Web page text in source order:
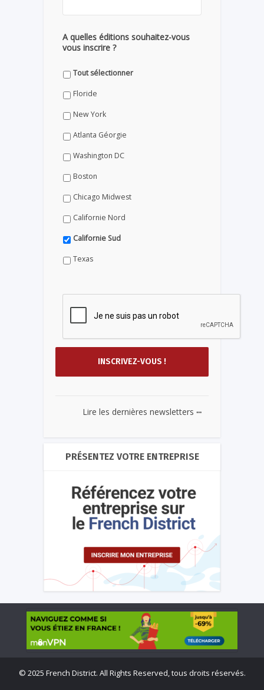
A quelles éditions souhaitez-vous
vous inscrire ?
Tout sélectionner
Floride
New York
Atlanta Géorgie
Washington DC
Boston
Chicago Midwest
Californie Nord
Californie Sud
Texas
Lire les dernières newsletters ...
PRÉSENTEZ VOTRE ENTREPRISE
© 2025 French District. All Rights Reserved, tous droits réservés.